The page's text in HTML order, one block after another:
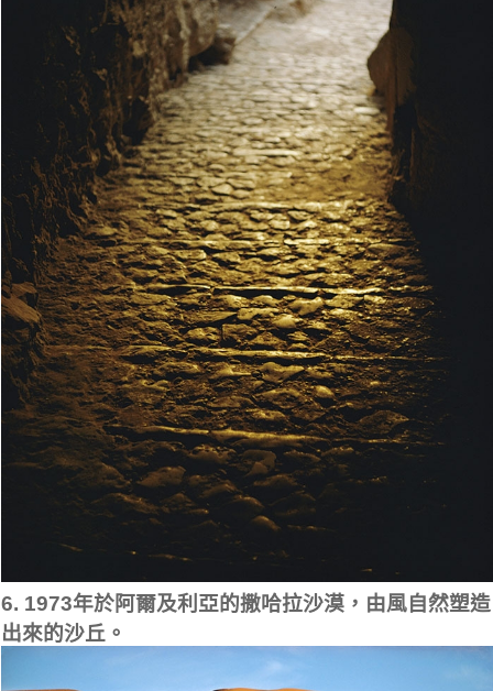
6. 1973年於阿爾及利亞的撒哈拉沙漠，由風自然塑造
出來的沙丘。